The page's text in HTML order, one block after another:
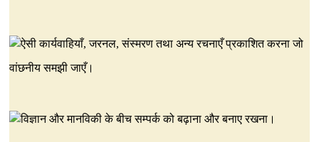
ऐसी कार्यवाहियाँ, जरनल, संस्मरण तथा अन्य रचनाएँ प्रकाशित करना जो
वांछनीय समझी जाएँ।
विज्ञान और मानविकी के बीच सम्पर्क को बढ़ाना और बनाए रखना।